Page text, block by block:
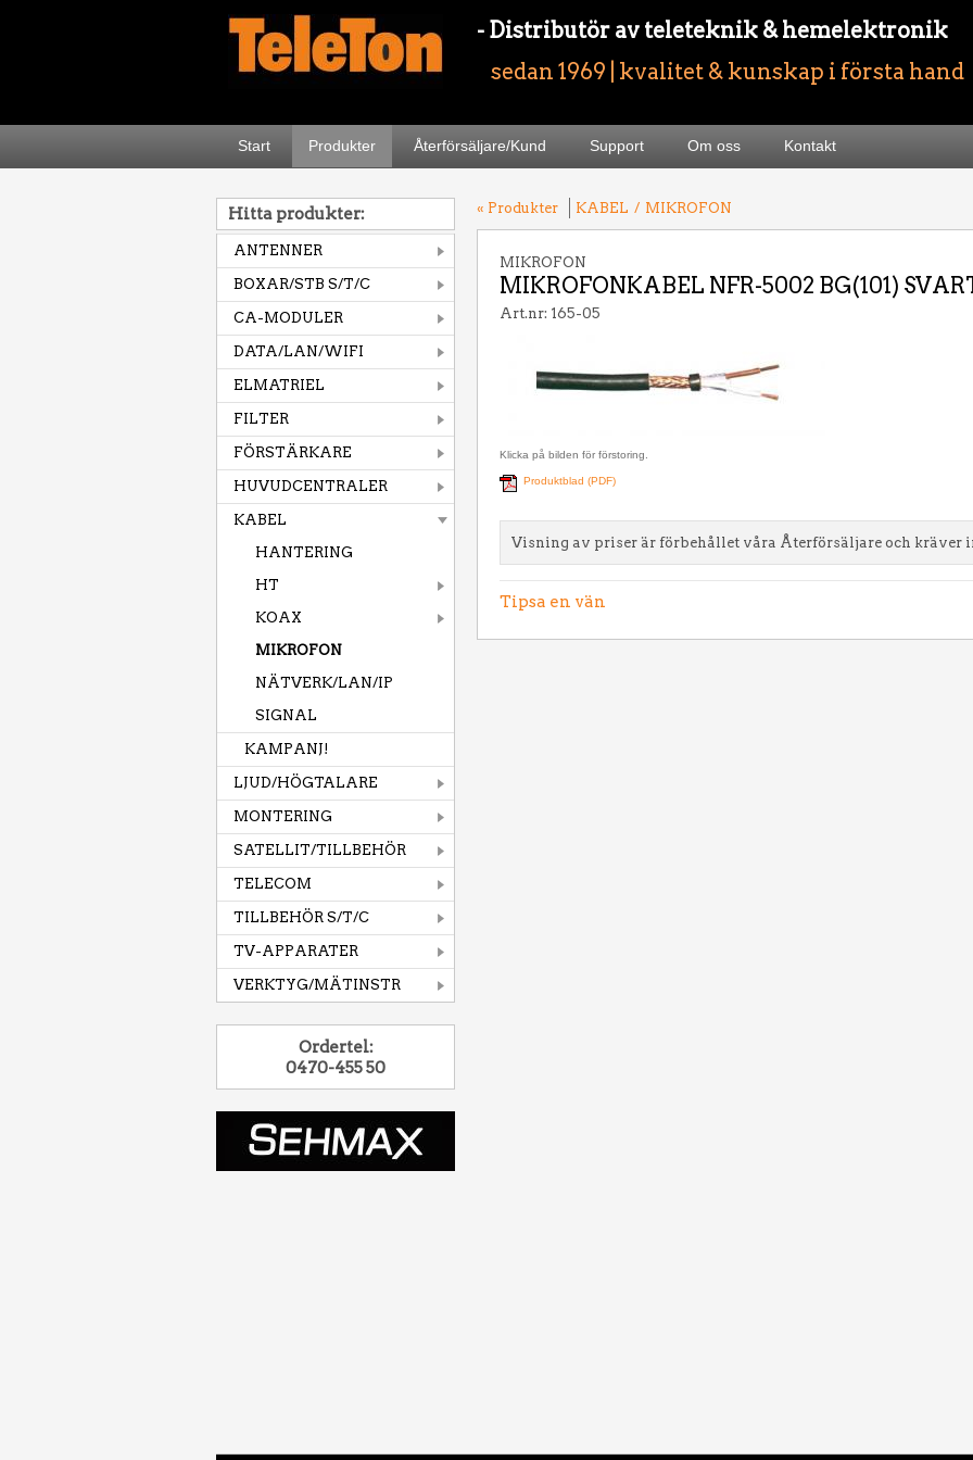
- Distributör av teleteknik & hemelektronik
sedan 1969 | kvalitet & kunskap i första hand
Start Produkter Återförsäljare/Kund Support Om oss Kontakt
Hitta produkter:
ANTENNER
BOXAR/STB S/T/C
CA-MODULER
DATA/LAN/WIFI
ELMATRIEL
FILTER
FÖRSTÄRKARE
HUVUDCENTRALER
KABEL
HANTERING
HT
KOAX
MIKROFON
NÄTVERK/LAN/IP
SIGNAL
KAMPANJ!
LJUD/HÖGTALARE
MONTERING
SATELLIT/TILLBEHÖR
TELECOM
TILLBEHÖR S/T/C
TV-APPARATER
VERKTYG/MÄTINSTR
Ordertel:
0470-455 50
« Produkter KABEL / MIKROFON
MIKROFON
MIKROFONKABEL NFR-5002 BG(101)
Art.nr: 165-05
Klicka på bilden för förstoring.
Produktblad (PDF)
Visning av priser är förbehållet våra Återförsäljare och kräver
Tipsa en vän